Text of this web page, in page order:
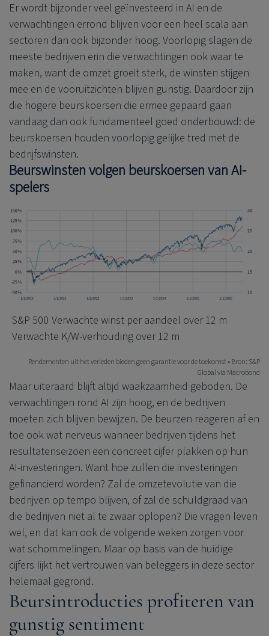
Er wordt bijzonder veel geïnvesteerd in AI en de
verwachtingen errond blijven voor een heel scala aan
sectoren dan ook bijzonder hoog. Voorlopig slagen de
meeste bedrijven erin die verwachtingen ook waar te
maken, want de omzet groeit sterk, de winsten stijgen
mee en de vooruitzichten blijven gunstig. Daardoor zijn
die hogere beurskoersen die ermee gepaard gaan
vandaag dan ook fundamenteel goed onderbouwd: de
beurskoersen houden voorlopig gelijke tred met de
bedrijfswinsten.
Beurswinsten volgen beurskoersen van AI-
spelers
S&P 500 Verwachte winst per aandeel over 12 m
Verwachte K/W-verhouding over 12 m
Rendementen uit het verleden bieden geen garantie voor de toekomst • Bron: S&P
Global via Macrobond
Maar uiteraard blijft altijd waakzaamheid geboden. De
verwachtingen rond AI zijn hoog, en de bedrijven
moeten zich blijven bewijzen. De beurzen reageren af en
toe ook wat nerveus wanneer bedrijven tijdens het
resultatenseizoen een concreet cijfer plakken op hun
AI-investeringen. Want hoe zullen die investeringen
gefinancierd worden? Zal de omzetevolutie van die
bedrijven op tempo blijven, of zal de schuldgraad van
die bedrijven niet al te zwaar oplopen? Die vragen leven
wel, en dat kan ook de volgende weken zorgen voor
wat schommelingen. Maar op basis van de huidige
cijfers lijkt het vertrouwen van beleggers in deze sector
helemaal gegrond.
Beursintroducties profiteren van
gunstig sentiment